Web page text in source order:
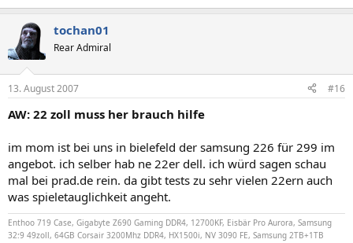
tochan01
Rear Admiral
13. August 2007 #16
AW: 22 zoll muss her brauch hilfe
im mom ist bei uns in bielefeld der samsung 226 für 299 im
angebot. ich selber hab ne 22er dell. ich würd sagen schau
mal bei prad.de rein. da gibt tests zu sehr vielen 22ern auch
was spieletauglichkeit angeht.
Enthoo 719 Case, Gigabyte Z690 Gaming DDR4, 12700KF, Eisbär Pro Aurora, Samsung
32:9 49zoll, 64GB Corsair 3200Mhz DDR4, HX1500i, NV 3090 FE, Samsung 2TB+1TB